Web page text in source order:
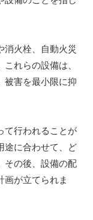
消火栓、自動火災
れらの設備は、
被害を最小限に抑
て行われることが
途に合わせて、ど
その後、設備の配
画が立てられま